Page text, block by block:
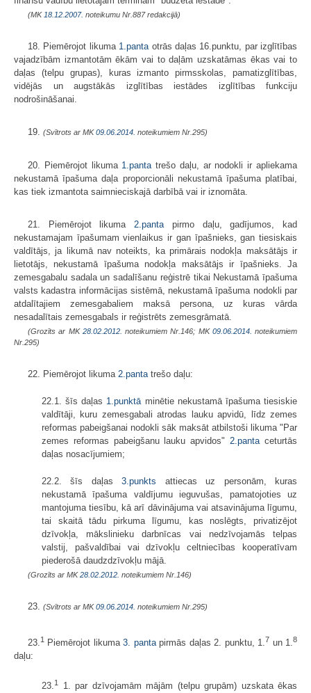
(MK 18.12.2007. noteikumu Nr.887 redakcijā)
18. Piemērojot likuma 1.panta otrās daļas 16.punktu, par izglītības
vajadzībām izmantotām ēkām vai to daļām uzskatāmas ēkas vai to
daļas (telpu grupas), kuras izmanto pirmsskolas, pamatizglītības,
vidējās un augstākās izglītības iestādes izglītības funkciju
nodrošināšanai.
19. (Svītrots ar MK09.06.2014. noteikumiem Nr.295)
20. Piemērojot likuma 1.panta trešo daļu, ar nodokli ir apliekama
nekustamā īpašuma daļa proporcionāli nekustamā īpašuma platībai,
kas tiek izmantota saimnieciskajā darbībā vai ir iznomāta.
21. Piemērojot likuma 2.panta pirmo daļu, gadījumos, kad
nekustamajam īpašumam vienlaikus ir gan īpašnieks, gan tiesiskais
valdītājs, ja likumā nav noteikts, ka primārais nodokļa maksātājs ir
lietotājs, nekustamā īpašuma nodokļa maksātājs ir īpašnieks. Ja
zemesgabalu sadala un sadalīšanu reģistrē tikai Nekustamā īpašuma
valsts kadastra informācijas sistēmā, nekustamā īpašuma nodokli par
atdalītajiem zemesgabaliem maksā persona, uz kuras vārda
nesadalītais zemesgabals ir reģistrēts zemesgrāmatā.
(Grozīts ar MK 28.02.2012. noteikumiem Nr.146; MK 09.06.2014. noteikumiem
Nr.295)
22. Piemērojot likuma 2.panta trešo daļu:
22.1. šīs daļas 1.punktā minētie nekustamā īpašuma tiesiskie
valdītāji, kuru zemesgabali atrodas lauku apvidū, līdz zemes
reformas pabeigšanai nodokli sāk maksāt atbilstoši likuma "Par
zemes reformas pabeigšanu lauku apvidos" 2.panta ceturtās
daļas nosacījumiem;
22.2. šīs daļas3.punkts attiecas uz personām, kuras
nekustamā īpašuma valdījumu ieguvušas, pamatojoties uz
mantojuma tiesību, kā arī dāvinājuma vai atsavinājuma līgumu,
tai skaitā tādu pirkuma līgumu, kas noslēgts, privatizējot
dzīvokļa, mākslinieku darbnīcas vai nedzīvojamās telpas
valstij, pašvaldībai vai dzīvokļu celtniecības kooperatīvam
piederošā daudzdzīvokļu mājā.
(Grozīts ar MK28.02.2012. noteikumiem Nr.146)
23. (Svītrots ar MK09.06.2014. noteikumiem Nr.295)
23.1 Piemērojot likuma3. pantapirmās daļas 2. punktu, 1.7 un 1.8
daļu:
23.1
1. par dzīvojamām mājām (telpu grupām) uzskata ēkas